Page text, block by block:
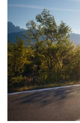
Im Jahr 2025 erzielte
von 2,46 Mio.
Ergebnis vor Steuern
Mrd. €, der Umsatz
beschäftigte das
und Mitarbeiter.
Seit jeher sind
Handeln die
Group. Nachhaltigkeit
die Produktion bis